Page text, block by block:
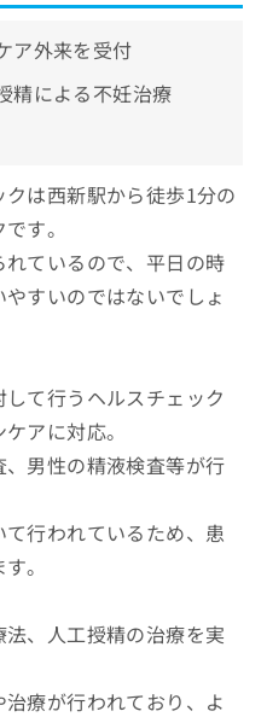
ア外来を受付
精による不妊治療
は西新駅から徒歩1分の
す。
ているので、平日の時
すいのではないでしょ
て行うヘルスチェック
アに対応。
男性の精液検査等が行
行われているため、患
。
、人工授精の治療を実
療が行われており、よ